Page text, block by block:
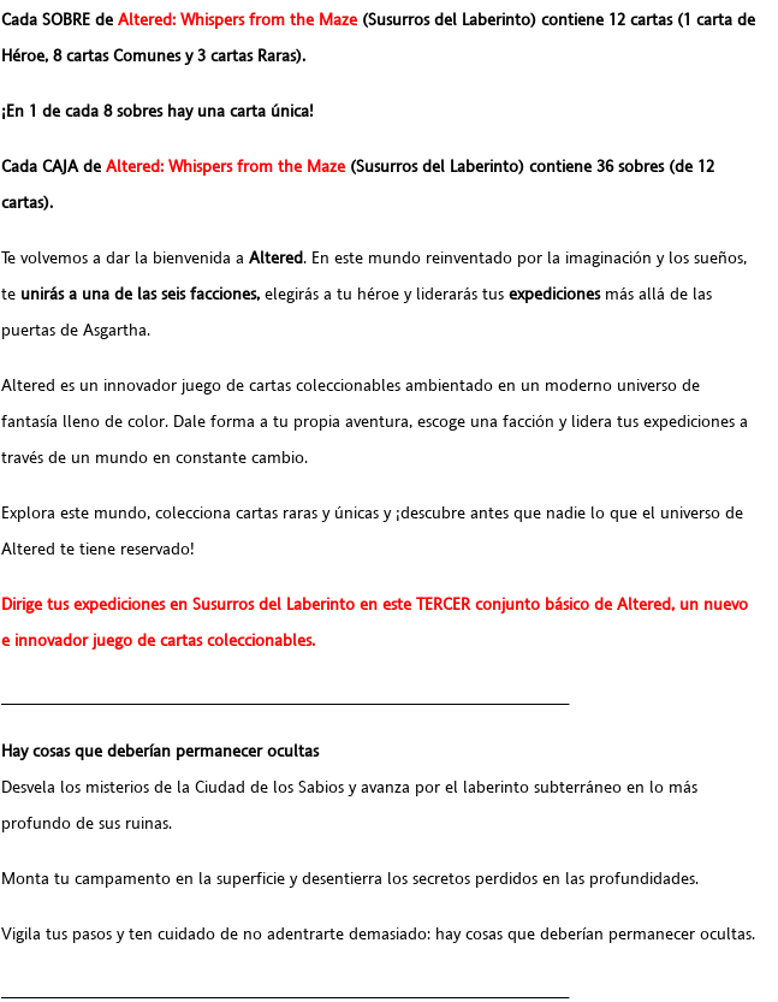
Cada SOBRE deAltered: Whispers from the Maze (Susurros del Laberinto) contiene 12 cartas (1 carta de
Héroe, 8 cartas Comunes y 3 cartas Raras).
¡En 1 de cada 8 sobres hay una carta única!
Cada CAJA deAltered: Whispers from the Maze (Susurros del Laberinto) contiene 36 sobres (de 12
cartas).
Te volvemos a dar la bienvenida aAltered. En este mundo reinventado por la imaginación y los sueños,
te unirás a una de las seis facciones, elegirás a tu héroe y liderarás tusexpedicionesmás allá de las
puertas de Asgartha.
Altered es un innovador juego de cartas coleccionables ambientado en un moderno universo de
fantasía lleno de color. Dale forma a tu propia aventura, escoge una facción y lidera tus expediciones a
través de un mundo en constante cambio.
Explora este mundo, colecciona cartas raras y únicas y ¡descubre antes que nadie lo que el universo de
Altered te tiene reservado!
Dirige tus expediciones en Susurros del Laberinto en este TERCER conjunto básico de Altered, un nuevo
e innovador juego de cartas coleccionables.
Hay cosas que deberían permanecer ocultas
Desvela los misterios de la Ciudad de los Sabios y avanza por el laberinto subterráneo en lo más
profundo de sus ruinas.
Monta tu campamento en la superficie y desentierra los secretos perdidos en las profundidades.
Vigila tus pasos y ten cuidado de no adentrarte demasiado: hay cosas que deberían permanecer ocultas.